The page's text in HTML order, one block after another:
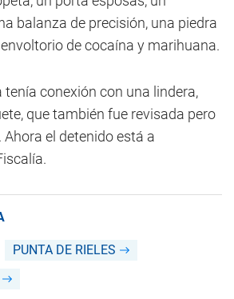
balanza de precisión, una piedra
de cocaína y marihuana.
tenía conexión con una lindera,
que también fue revisada pero
el detenido está a
PUNTA DE RIELES